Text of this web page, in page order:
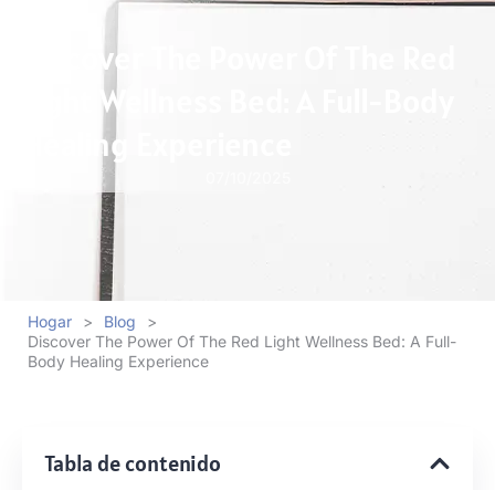
Discover The Power Of The Red
Light Wellness Bed
Healing Experience
Hogar > Blog
>
Discover The Power Of The Red Light Wellness Bed: A Full-
Body Healing Experience
Tabla de contenido